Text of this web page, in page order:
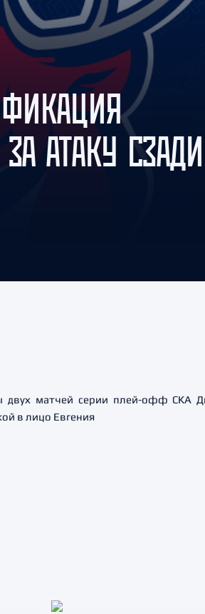
АТАКУ СЗАДИ
двух матчей серии плей-офф СКА
в лицо Евгения